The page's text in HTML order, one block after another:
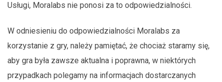
Usługi, Moralabs nie ponosi za to odpowiedzialności.
W odniesieniu do odpowiedzialności Moralabs za
korzystanie z gry, należy pamiętać, że chociaż staramy się,
aby gra była zawsze aktualna i poprawna, w niektórych
przypadkach polegamy na informacjach dostarczanych